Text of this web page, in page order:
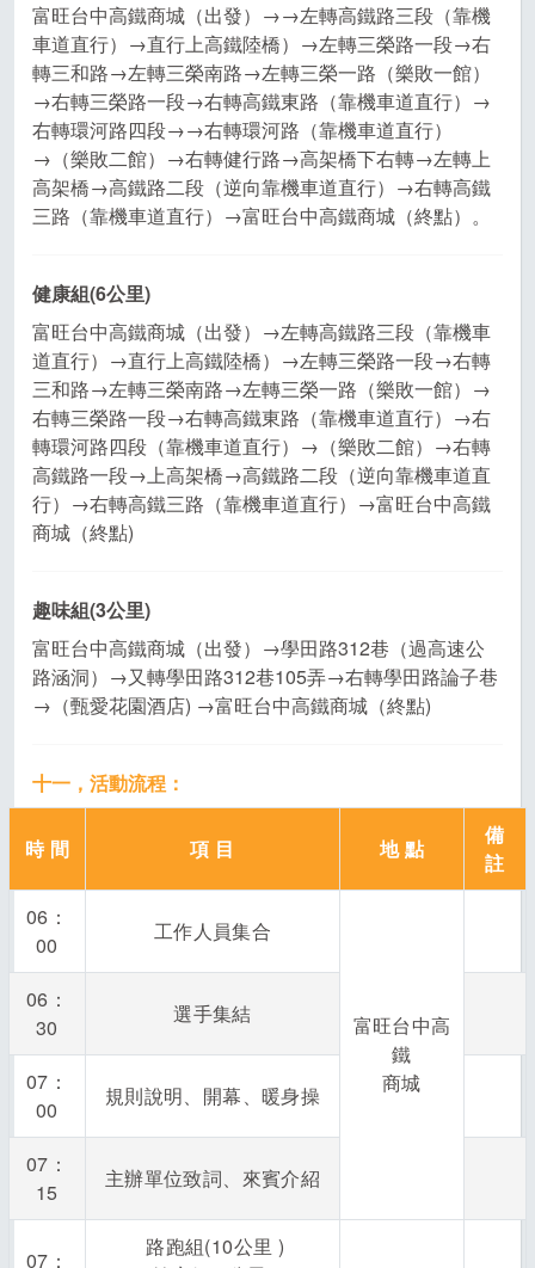
富旺台中高鐵商城（出發）→→左轉高鐵路三段（靠機
車道直行）→直行上高鐵陸橋）→左轉三榮路一段→右
轉三和路→左轉三榮南路→左轉三榮一路（樂敗一館）
→右轉三榮路一段→右轉高鐵東路（靠機車道直行）→
右轉環河路四段→→右轉環河路（靠機車道直行）
→（樂敗二館）→右轉健行路→高架橋下右轉→左轉上
高架橋→高鐵路二段（逆向靠機車道直行）→右轉高鐵
三路（靠機車道直行）→富旺台中高鐵商城（終點）。
健康組(6公里)
富旺台中高鐵商城（出發）→左轉高鐵路三段（靠機車
道直行）→直行上高鐵陸橋）→左轉三榮路一段→右轉
三和路→左轉三榮南路→左轉三榮一路（樂敗一館）→
右轉三榮路一段→右轉高鐵東路（靠機車道直行）→右
轉環河路四段（靠機車道直行）→（樂敗二館）→右轉
高鐵路一段→上高架橋→高鐵路二段（逆向靠機車道直
行）→右轉高鐵三路（靠機車道直行）→富旺台中高鐵
商城（終點)
趣味組(3公里)
富旺台中高鐵商城（出發）→學田路312巷（過高速公
路涵洞）→又轉學田路312巷105弄→右轉學田路論子巷
→（甄愛花園酒店) →富旺台中高鐵商城（終點)
十一，活動流程：
時 間 項 目 地 點
備
註
06：
00
工作人員集合
富旺台中高
鐵
商城
06：
30
選手集結
07：
00
規則說明、開幕、暖身操
07：
15
主辦單位致詞、來賓介紹
07：
路跑組(10公里 )